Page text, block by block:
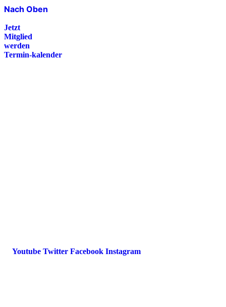
Nach Oben
Jetzt
Mitglied
werden
Termin-kalender
Youtube Twitter Facebook Instagram